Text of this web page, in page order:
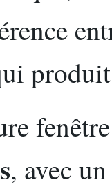
, avec